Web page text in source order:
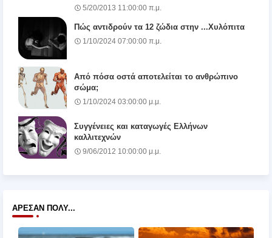
5/20/2013 11:00:00 π.μ.
Πώς αντιδρούν τα 12 ζώδια στην ...Χυλόπιτα
1/10/2024 07:00:00 π.μ.
Από πόσα οστά αποτελείται το ανθρώπινο
σώμα;
1/10/2024 03:00:00 μ.μ.
Συγγένειες και καταγωγές Ελλήνων
καλλιτεχνών
9/06/2012 10:00:00 μ.μ.
ΆΡΕΣΑΝ ΠΟΛΎ...